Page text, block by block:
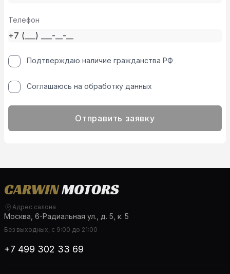
Телефон
Подтверждаю наличие гражданства РФ
Соглашаюсь на обработку данных
Отправить заявку
Адрес салона
Москва, 6-Радиальная ул., д. 5, к. 5
Без выходных, с 9:00 до 21:00
+7 499 302 33 69